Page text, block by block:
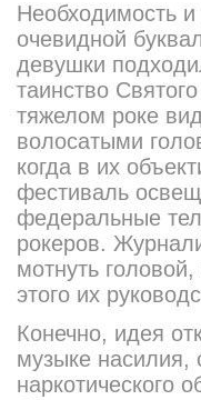
Необходимость и
очевидной
девушки
таинство
тяжелом роке
волосатыми
когда в их
фестиваль
федеральные
рокеров.
мотнуть
этого их
Конечно, идея
музыке насилия,
наркотического